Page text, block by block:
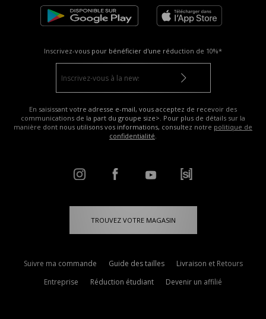
Inscrivez-vous pour bénéficier d'une réduction de 10%*
En saisissant votre adresse e-mail, vous acceptez de recevoir des
communications de la part du groupe size>. Pour plus de détails sur la
manière dont nous utilisons vos informations, consultez notre politique de
confidentialité.
TROUVEZ VOTRE MAGASIN
Suivre ma commande Guide des tailles
Livraison et Retours
Entreprise
Réduction étudiant Devenir un affilié